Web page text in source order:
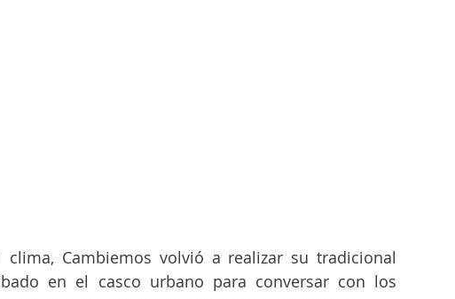
Cambiemos volvió a realizar su tradicional
en el casco urbano para conversar con los